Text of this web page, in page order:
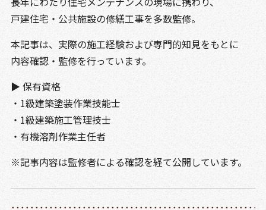
戸建住宅・公共施設の修繕工事を多数監修。
本記事は、実際の施工経験および専門的知見をもとに
内容確認・監修を行っています。
▶ 保有資格
・1級建築塗装作業技能士
・1級建築施工管理技士
・有機溶剤作業主任者
※記事内容は監修者による確認を経て公開しています。